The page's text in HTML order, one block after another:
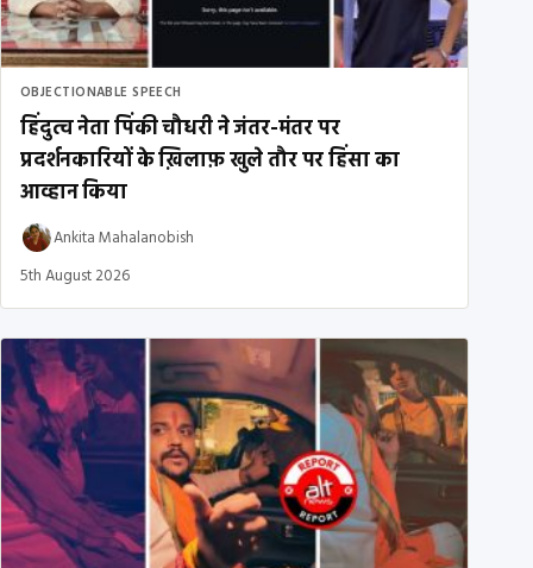
OBJECTIONABLE SPEECH
हिंदुत्व नेता पिंकी चौधरी ने जंतर-मंतर पर
प्रदर्शनकारियों के ख़िलाफ़ खुले तौर पर हिंसा का
आव्हान किया
Ankita Mahalanobish
5th August 2026